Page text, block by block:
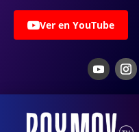
Ver en YouTube